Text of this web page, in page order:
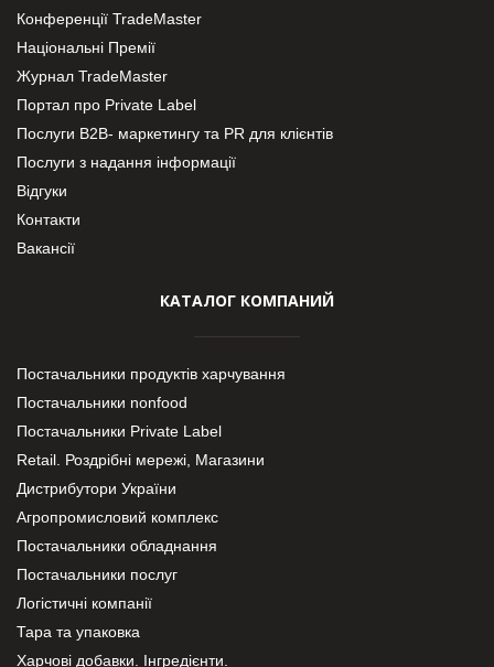
Конференції TradeMaster
Національні Премії
Журнал TradeMaster
Портал про Private Label
Послуги В2В- маркетингу та PR для клієнтів
Послуги з надання інформації
Відгуки
Контакти
Вакансії
КАТАЛОГ КОМПАНИЙ
Постачальники продуктів харчування
Постачальники nonfood
Постачальники Private Label
Retail. Роздрібні мережі, Магазини
Дистрибутори України
Агропромисловий комплекс
Постачальники обладнання
Постачальники послуг
Логістичні компанії
Тара та упаковка
Харчові добавки. Інгредієнти.